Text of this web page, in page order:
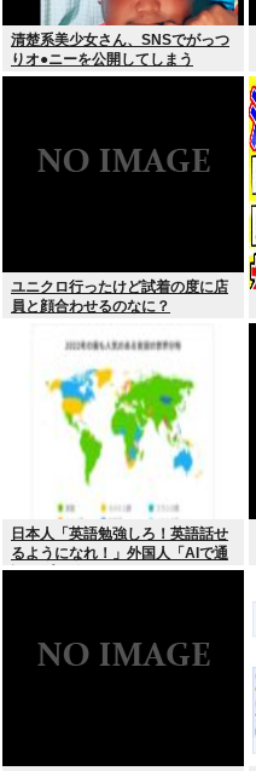
清楚系美少女さん、SNSでがっつ
りオ●ニーを公開してしまう
ユニクロ行ったけど試着の度に店
員と顔合わせるのなに？
日本人「英語勉強しろ！英語話せ
るようになれ！」外国人「AIで通
訳アプリ使えばいいじゃん」